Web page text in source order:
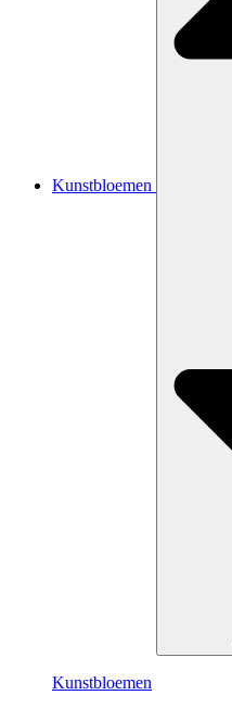
Kunstbloemen
Kunstbloemen